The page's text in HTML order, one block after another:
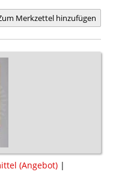
Merkzettel hinzufügen
(Angebot) |